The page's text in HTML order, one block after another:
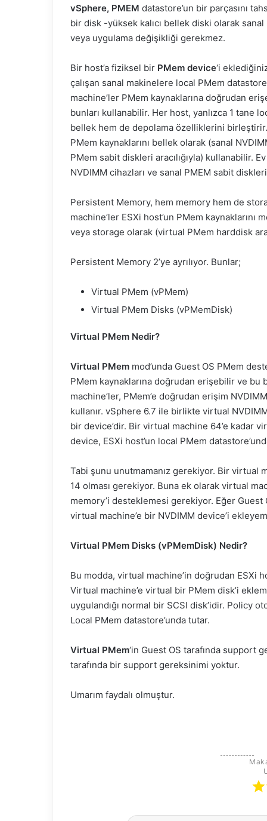
vSphere, PMEM datastore’un bir parçasını
bir disk -yüksek kalıcı bellek diski olarak
veya uygulama değişikliği gerekmez.
Bir host’a fiziksel bir PMem device‘i
çalışan sanal makinelere local PMem
machine’ler PMem kaynaklarına doğrudan
bunları kullanabilir. Her host, yanlızca 1 tane
bellek hem de depolama özelliklerini birleştirir.
PMem kaynaklarını bellek olarak (sanal
PMem sabit diskleri aracılığıyla) kullanabilir.
NVDIMM cihazları ve sanal PMEM sabit
Persistent Memory, hem memory hem de
machine’ler ESXi host’un PMem kaynaklarını
veya storage olarak (virtual PMem harddisk
Persistent Memory 2’ye ayrılıyor. Bunlar;
Virtual PMem (vPMem)
Virtual PMem Disks (vPMemDisk)
Virtual PMem Nedir?
Virtual PMem mod’unda Guest OS PMem
PMem kaynaklarına doğrudan erişebilir ve
machine’ler, PMem’e doğrudan erişim
kullanır. vSphere 6.7 ile birlikte virtual
bir device’dir. Bir virtual machine 64’e kadar
device, ESXi host’un local PMem
Tabi şunu unutmamanız gerekiyor. Bir virtual
14 olması gerekiyor. Buna ek olarak virtual
memory’i desteklemesi gerekiyor. Eğer
virtual machine’e bir NVDIMM device’i
Virtual PMem Disks (vPMemDisk) Nedir?
Bu modda, virtual machine’in doğrudan ESXi
Virtual machine’e virtual bir PMem disk’i
uygulandığı normal bir SCSI disk’idir. Policy
Local PMem datastore’unda tutar.
Virtual PMem‘in Guest OS tarafında support
tarafında bir support gereksinimi yoktur.
Umarım faydalı olmuştur.